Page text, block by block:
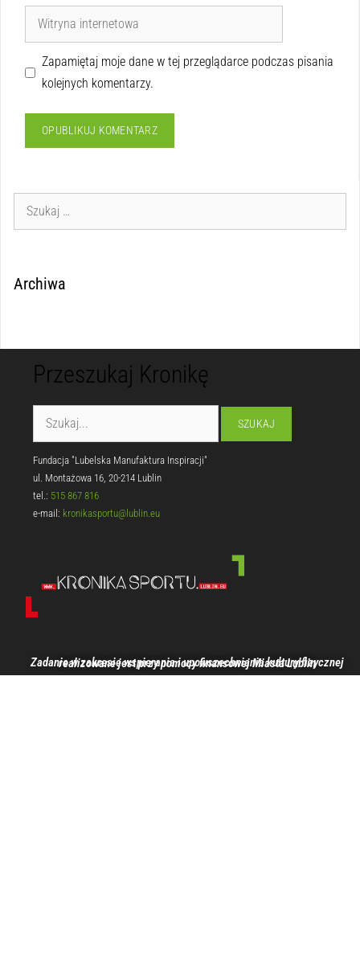
Zapamiętaj moje dane w tej przeglądarce podczas pisania
kolejnych komentarzy.
Archiwa
Przeszukaj Kronikę
Fundacja "Lubelska Manufaktura Inspiracji"
ul. Montażowa 16, 20-214 Lublin
tel.: 515 867 816
e-mail: kronikasportu@lublin.eu
Zadanie w zakresie wspierania i upowszechniania kultury fizycznej realizowane jest przy pomocy finansowej Miasta Lublin